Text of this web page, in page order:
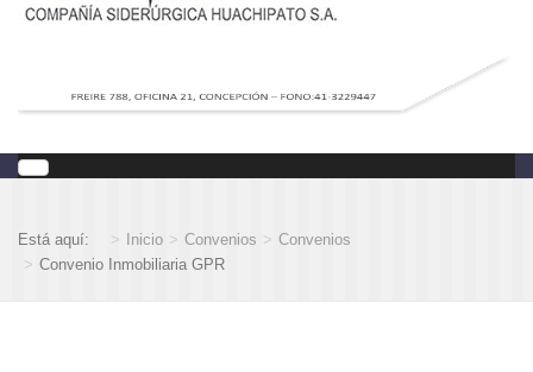
Está aquí: Inicio Convenios
Convenios
Convenio Inmobiliaria GPR